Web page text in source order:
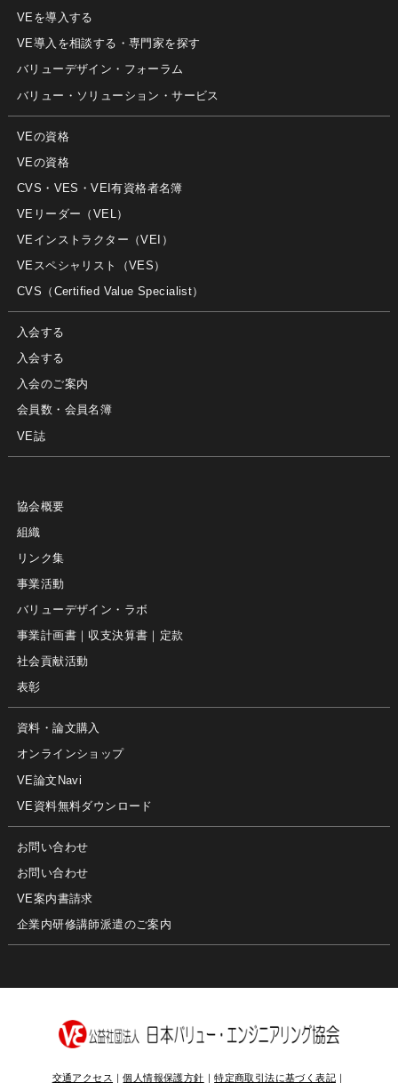
VEを導入する
VE導入を相談する・専門家を探す
バリューデザイン・フォーラム
バリュー・ソリューション・サービス
VEの資格
VEの資格
CVS・VES・VEI有資格者名簿
VEリーダー（VEL）
VEインストラクター（VEI）
VEスペシャリスト（VES）
CVS（Certified Value Specialist）
入会する
入会する
入会のご案内
会員数・会員名簿
VE誌
協会概要
組織
リンク集
事業活動
バリューデザイン・ラボ
事業計画書｜収支決算書｜定款
社会貢献活動
表彰
資料・論文購入
オンラインショップ
VE論文Navi
VE資料無料ダウンロード
お問い合わせ
お問い合わせ
VE案内書請求
企業内研修講師派遣のご案内
交通アクセス ｜個人情報保護方針 ｜特定商取引法に基づく表記｜